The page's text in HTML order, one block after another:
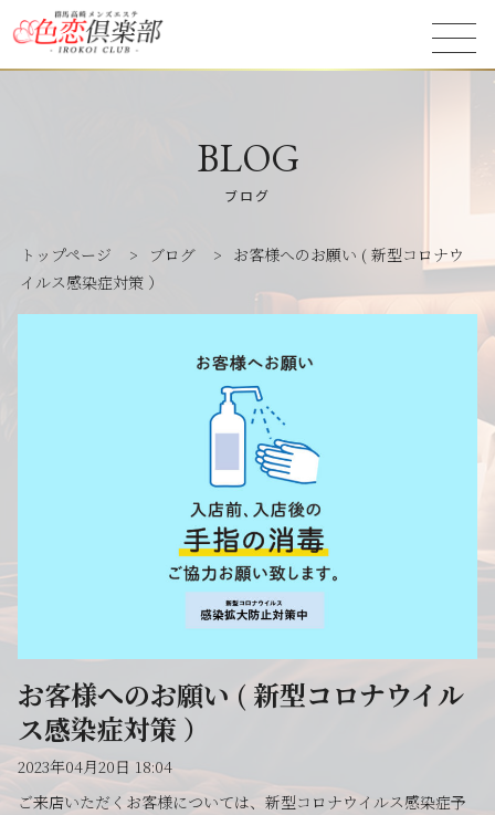
ブログ
BLOG
トップページ > ブログ > お客様へのお願い ( 新型コロナウ
イルス感染症対策 ）
お客様へのお願い ( 新型コロナウイル
ス感染症対策 ）
2023年04月20日 18:04
ご来店いただくお客様については、新型コロナウイルス感染症予